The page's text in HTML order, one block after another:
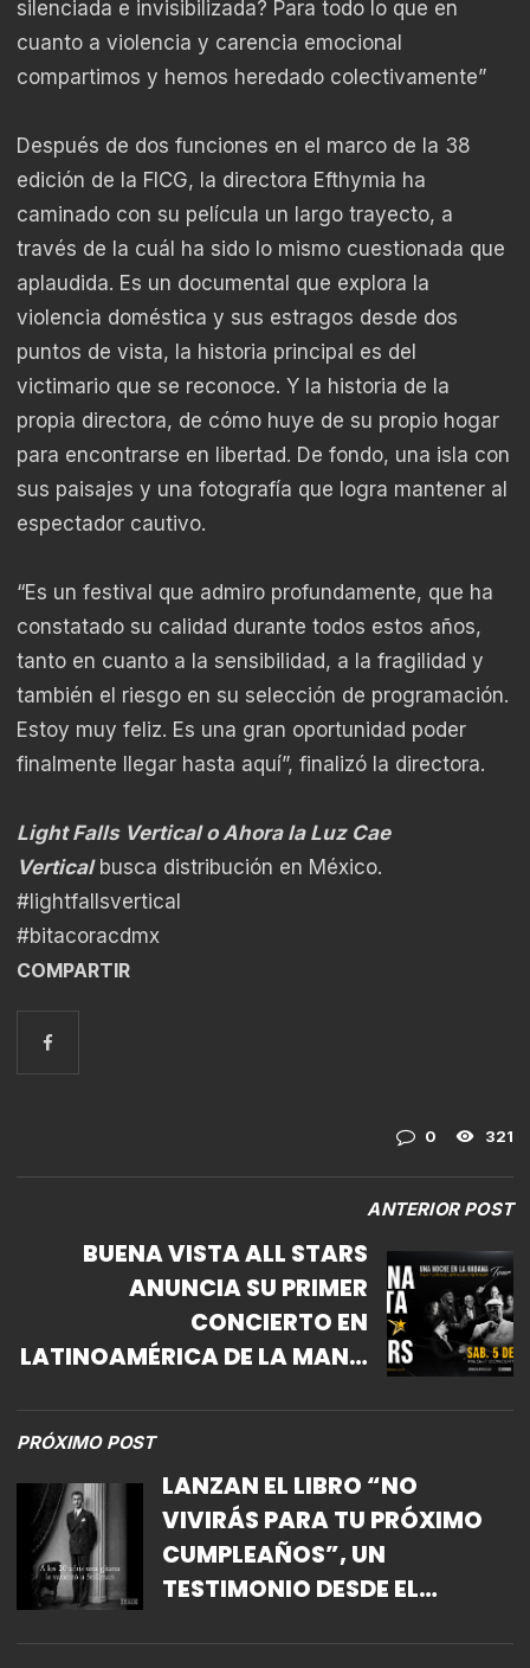
silenciada e invisibilizada? Para todo lo que en
cuanto a violencia y carencia emocional
compartimos y hemos heredado colectivamente”
Después de dos funciones en el marco de la 38
edición de la FICG, la directora Efthymia ha
caminado con su película un largo trayecto, a
través de la cuál ha sido lo mismo cuestionada que
aplaudida. Es un documental que explora la
violencia doméstica y sus estragos desde dos
puntos de vista, la historia principal es del
victimario que se reconoce. Y la historia de la
propia directora, de cómo huye de su propio hogar
para encontrarse en libertad. De fondo, una isla con
sus paisajes y una fotografía que logra mantener al
espectador cautivo.
“Es un festival que admiro profundamente, que ha
constatado su calidad durante todos estos años,
tanto en cuanto a la sensibilidad, a la fragilidad y
también el riesgo en su selección de programación.
Estoy muy feliz. Es una gran oportunidad poder
finalmente llegar hasta aquí”, finalizó la directora.
Light Falls Vertical o Ahora la Luz Cae
Verticalbusca distribución en México.
#lightfallsvertical
#bitacoracdmx
COMPARTIR
0 321
ANTERIOR POST
BUENA VISTA ALL STARS
ANUNCIA SU PRIMER
CONCIERTO EN
LATINOAMÉRICA DE LA MANO
PRÓXIMO POST
LANZAN EL LIBRO “NO
VIVIRÁS PARA TU PRÓXIMO
CUMPLEAÑOS”, UN
TESTIMONIO DESDE EL